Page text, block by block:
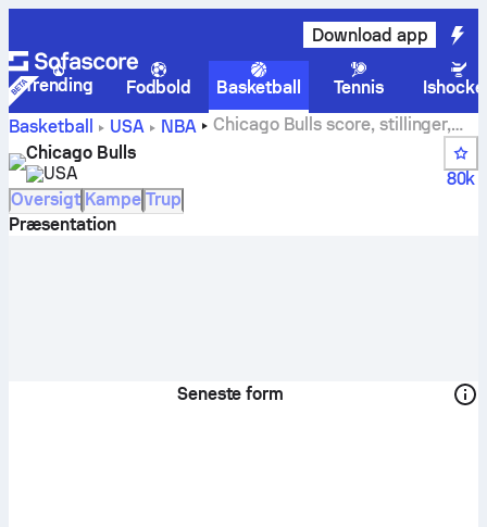
Download app
Trending Fodbold Basketball Tennis
Basketball
USA NBA
Chicago Bulls score, stillinger,
kampplan og spillere
Chicago Bulls
USA
80k
Oversigt Kampe Trup
Præsentation
Seneste form